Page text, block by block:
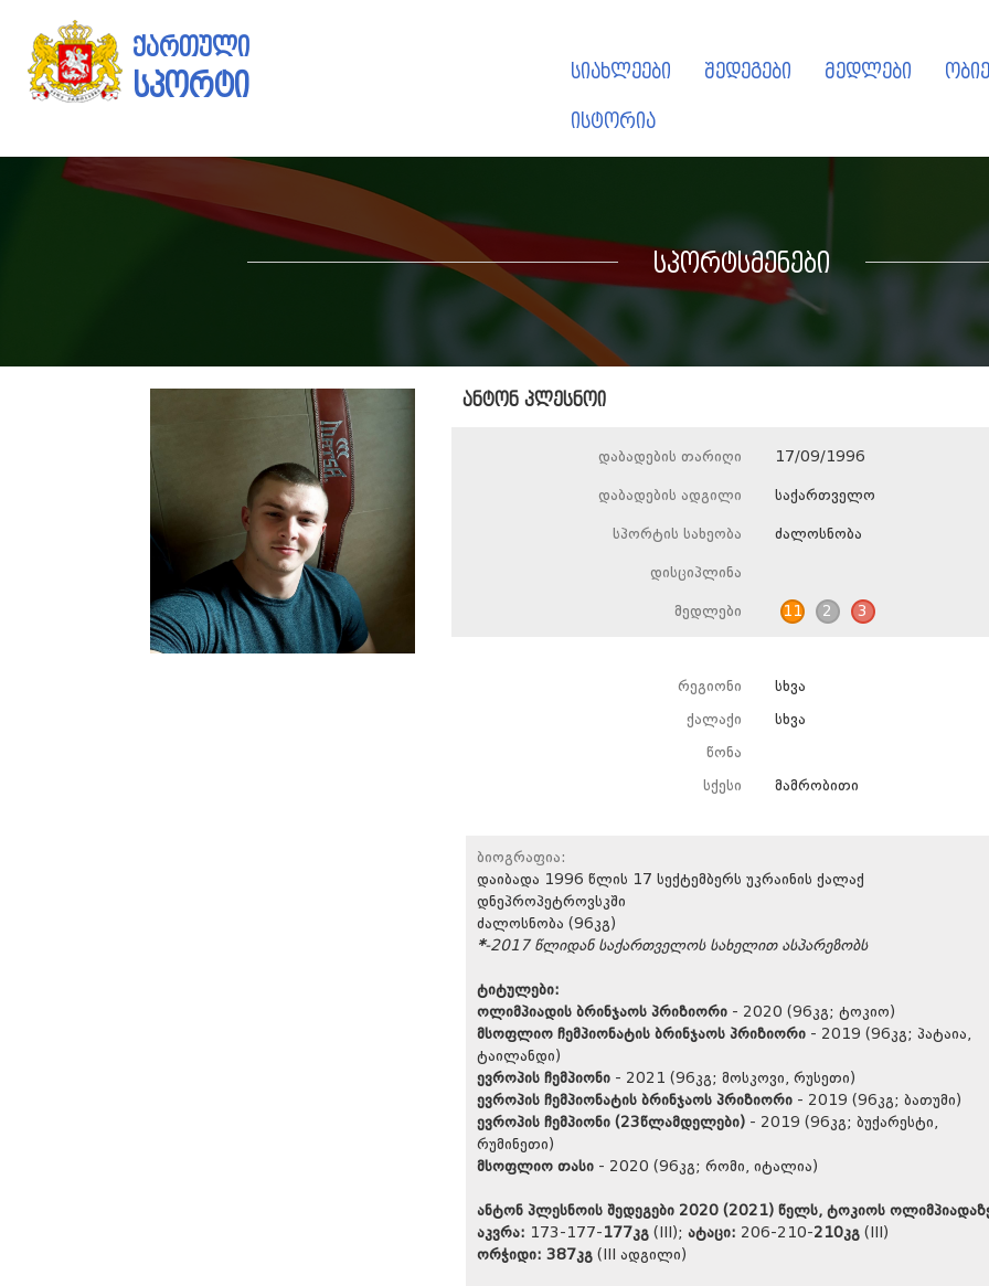
ქართული
სპორტი სიახლეები შედეგები მედლები
ისტორია
სპორტსმენები
ანტონ პლესნოი
დაბადების თარიღი 17/09/1996
დაბადების ადგილი საქართველო
სპორტის სახეობა ძალოსნობა
დისციპლინა
მედლები 11 2 3
რეგიონი სხვა
ქალაქი სხვა
წონა
სქესი მამრობითი
ბიოგრაფია:
დაიბადა 1996 წლის 17 სექტემბერს უკრაინის ქალაქ
დნეპროპეტროვსკში
ძალოსნობა (96კგ)
*-2017 წლიდან საქართველოს სახელით ასპარეზობს
ტიტულები:
ოლიმპიადის ბრინჯაოს პრიზიორი- 2020 (96კგ; ტოკიო)
მსოფლიო ჩემპიონატის ბრინჯაოს პრიზიორი- 2019 (96კგ; პატაია,
ტაილანდი)
ევროპის ჩემპიონი- 2021 (96კგ; მოსკოვი, რუსეთი)
ევროპის ჩემპიონატის ბრინჯაოს პრიზიორი - 2019 (96კგ; ბათუმი)
ევროპის ჩემპიონი (23წლამდელები) - 2019 (96კგ; ბუქარესტი,
რუმინეთი)
მსოფლიო თასი - 2020 (96კგ; რომი, იტალია)
ანტონ პლესნოის შედეგები 2020 (2021) წელს, ტოკიოს
აკვრა: 173-177- 177კგ(III); ატაცი: 206-210-210კგ(III)
ორჭიდი: 387კგ(III ადგილი)